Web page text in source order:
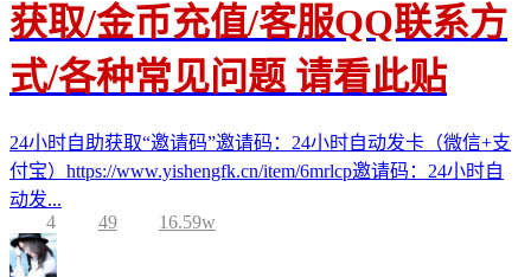
获取/金币充值/客服QQ联系方
式/各种常见问题 请看此贴
24小时自助获取“邀请码”邀请码：24小时自动发卡（微信+支
付宝）https://www.yishengfk.cn/item/6mrlcp邀请码：24小时自
动发...
4
49 16.59w